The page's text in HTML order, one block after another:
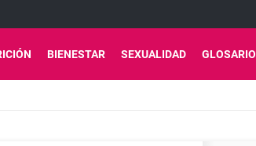
BIENESTAR SEXUALIDAD GLOSARIO